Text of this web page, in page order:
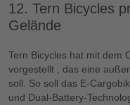
12. Tern Bicycles
Gelände
Tern Bicycles hat mit dem
vorgestellt , das eine
soll. So soll das E-
und Dual-Battery-